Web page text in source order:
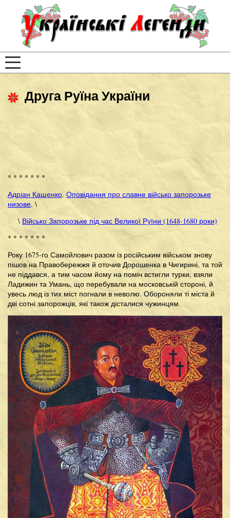
Друга Руїна України
* * * * * * *
Адріан Кащенко. Оповідання про славне військо запорозьке
низове. \
\ Військо Запорозьке під час Великої Руїни (1648-1680 роки)
* * * * * * *
Року 1675-го Самойлович разом із російським військом знову
пішов на Правобережжя й оточив Дорошенка в Чигирині, та той
не піддався, а тим часом йому на поміч встигли турки, взяли
Ладижин та Умань, що перебували на московській стороні, й
увесь люд із тих міст погнали в неволю. Обороняли ті міста й
дві сотні запорожців, які також дісталися чужинцям.